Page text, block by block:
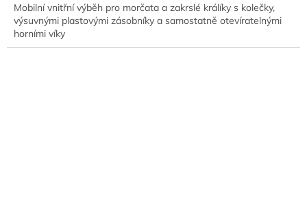
Mobilní vnitřní výběh pro morčata a zakrslé králíky s kolečky,
výsuvnými plastovými zásobníky a samostatně otevíratelnými
horními víky